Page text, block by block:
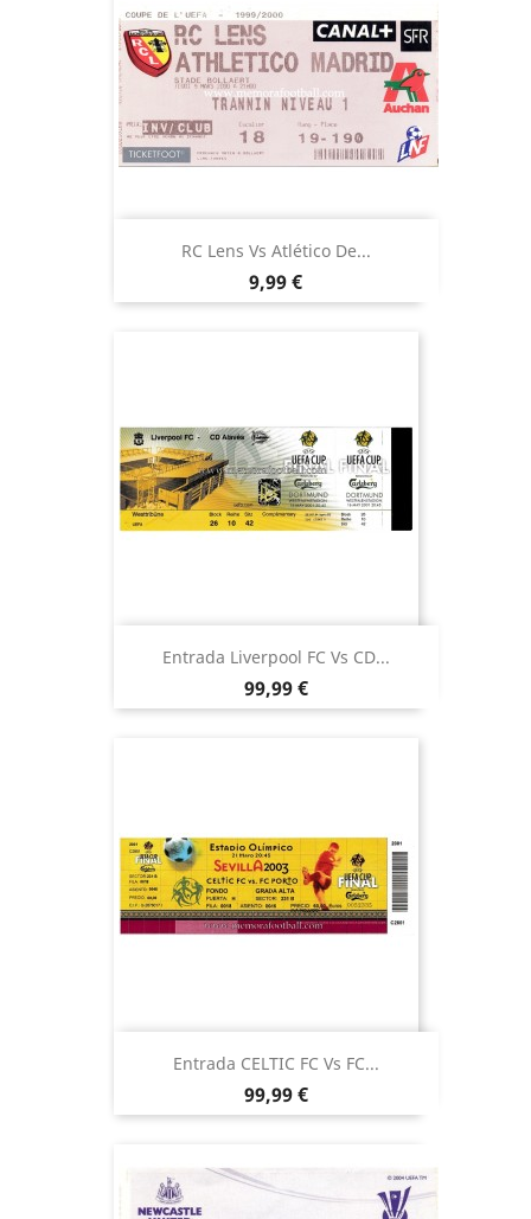
RC Lens Vs Atlético De...
Precio
9,99 €
Entrada Liverpool FC Vs CD...
Precio
99,99 €
Entrada CELTIC FC Vs FC...
Precio
99,99 €